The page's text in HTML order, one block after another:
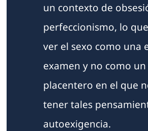
un contexto de
perfeccionismo, lo
ver el sexo como una
examen y no como
placentero en el que
tener tales
autoexigencia.